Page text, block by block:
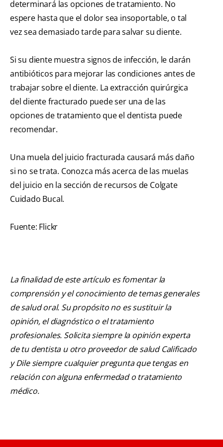
determinará las opciones de tratamiento. No
espere hasta que el dolor sea insoportable, o tal
vez sea demasiado tarde para salvar su diente.
Si su diente muestra signos de infección, le darán
antibióticos para mejorar las condiciones antes de
trabajar sobre el diente. La extracción quirúrgica
del diente fracturado puede ser una de las
opciones de tratamiento que el dentista puede
recomendar.
Una muela del juicio fracturada causará más daño
si no se trata. Conozca más acerca de las muelas
del juicio en la sección de recursos de Colgate
Cuidado Bucal.
Fuente: Flickr
La finalidad de este artículo es fomentar la
comprensión y el conocimiento de temas generales
de salud oral. Su propósito no es sustituir la
opinión, el diagnóstico o el tratamiento
profesionales. Solicita siempre la opinión experta
de tu dentista u otro proveedor de salud Calificado
y Dile siempre cualquier pregunta que tengas en
relación con alguna enfermedad o tratamiento
médico.